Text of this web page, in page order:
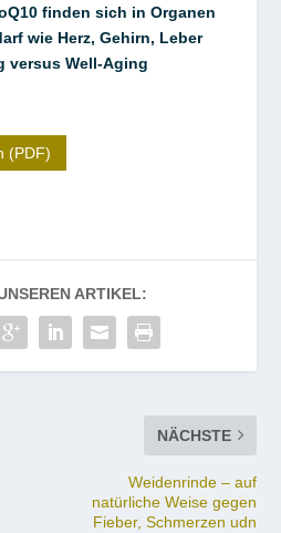
finden sich in Organen
wie Herz, Gehirn, Leber
versus Well-Aging
(PDF)
ARTIKEL:
NÄCHSTE
Weidenrinde – auf
natürliche Weise gegen
Fieber, Schmerzen udn